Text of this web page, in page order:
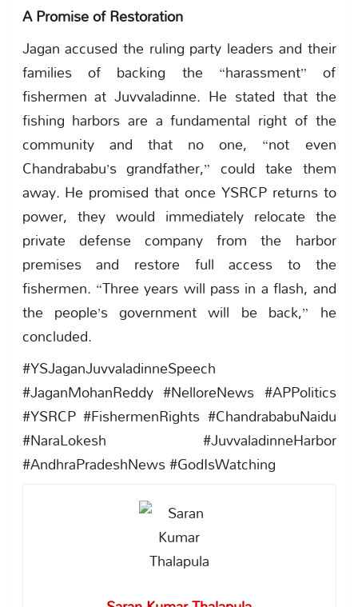
A Promise of Restoration
Jagan accused the ruling party leaders and their
families of backing the “harassment” of
fishermen at Juvvaladinne. He stated that the
fishing harbors are a fundamental right of the
community and that no one, “not even
Chandrababu’s grandfather,” could take them
away. He promised that once YSRCP returns to
power, they would immediately relocate the
private defense company from the harbor
premises and restore full access to the
fishermen. “Three years will pass in a flash, and
the people’s government will be back,” he
concluded.
#YSJaganJuvvaladinneSpeech
#JaganMohanReddy #NelloreNews #APPolitics
#YSRCP #FishermenRights #ChandrababuNaidu
#NaraLokesh #JuvvaladinneHarbor
#AndhraPradeshNews #GodIsWatching